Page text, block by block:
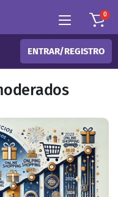
0
ENTRAR/REGISTRO